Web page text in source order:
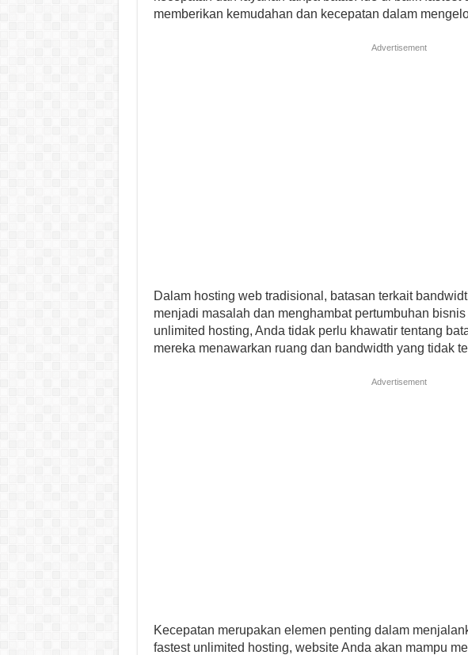
memberikan kemudahan dan kecepatan dalam
Advertisement
Dalam hosting web tradisional, batasan terkait
menjadi masalah dan menghambat pertumbuhan
unlimited hosting, Anda tidak perlu khawatir tentang
mereka menawarkan ruang dan bandwidth yang tidak
Advertisement
Kecepatan merupakan elemen penting dalam
fastest unlimited hosting, website Anda akan mampu